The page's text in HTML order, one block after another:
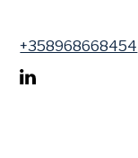
+358968668454